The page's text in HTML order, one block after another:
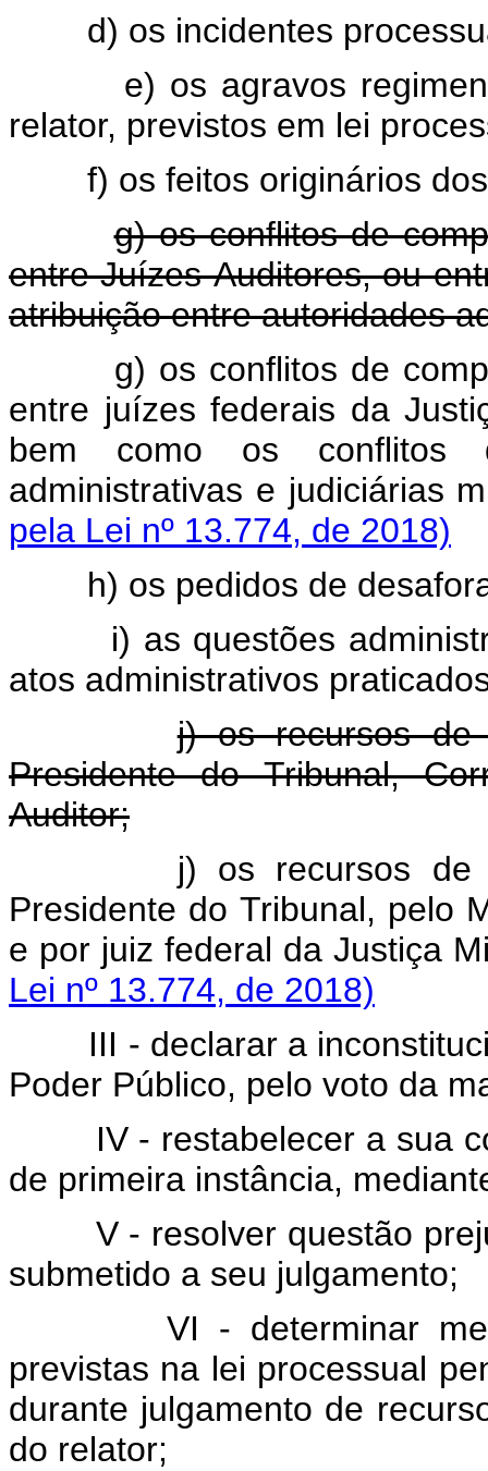
d) os incidentes
e) os agravos
relator, previstos em lei
f) os feitos originários
g) os conflitos de
entre Juízes-Auditores, ou
atribuição entre autoridades
g) os conflitos de
entre juízes federais da
bem como os conflitos
administrativas e
pela Lei nº 13.774, de 2018)
h) os pedidos de
i) as questões
atos administrativos
j) os recursos de
Presidente do Tribunal,
Auditor;
j) os recursos de
Presidente do Tribunal, pelo
e por juiz federal da
Lei nº 13.774, de 2018)
III - declarar a
Poder Público, pelo voto da
IV - restabelecer a sua
de primeira instância,
V - resolver questão
submetido a seu julgamento;
VI - determinar
previstas na lei processual
durante julgamento de
do relator;